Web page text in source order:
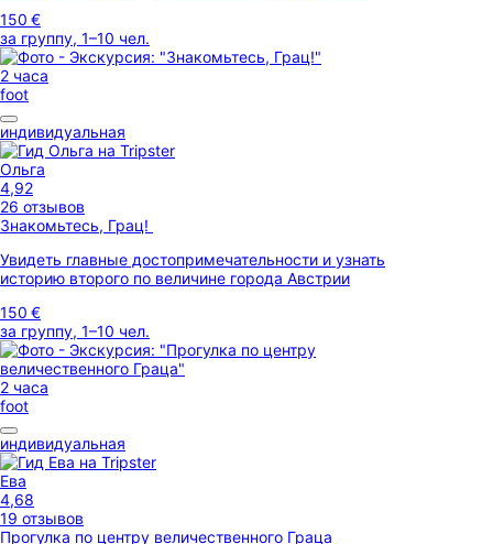
150 €
за группу, 1–10 чел.
2 часа
foot
индивидуальная
Ольга
4,92
26 отзывов
Знакомьтесь, Грац!
Увидеть главные достопримечательности и узнать
историю второго по величине города Австрии
150 €
за группу, 1–10 чел.
2 часа
foot
индивидуальная
Ева
4,68
19 отзывов
Прогулка по центру величественного Граца